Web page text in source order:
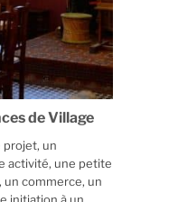
de Village
projet, un
activité, une petite
un commerce, un
initiation à un